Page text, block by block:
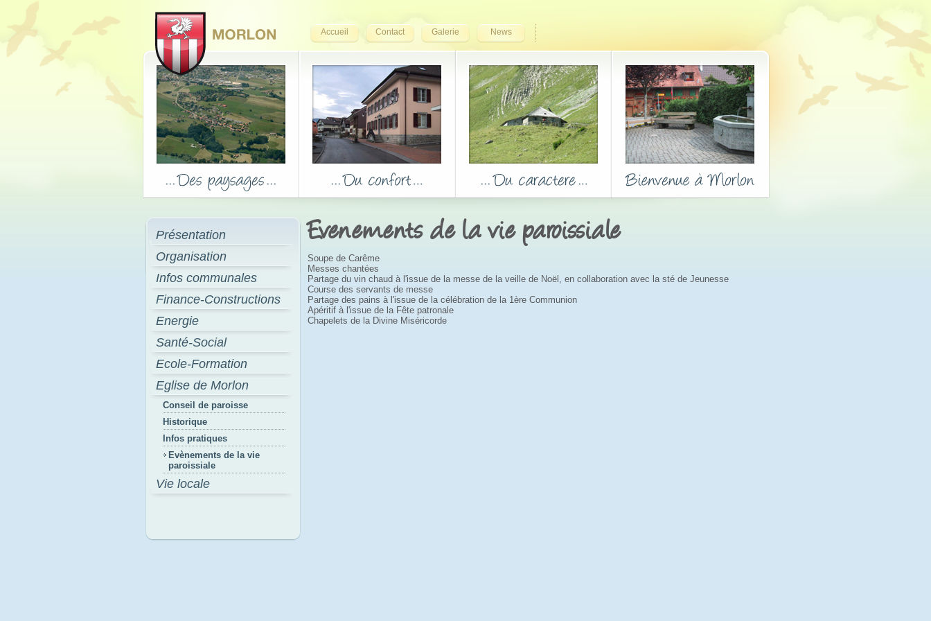
Accueil Contact Galerie News
Présentation
Organisation
Infos communales
Finance-Constructions
Energie
Santé-Social
Ecole-Formation
Eglise de Morlon
Conseil de paroisse
Historique
Infos pratiques
Evènements de la vie
paroissiale
Vie locale
Evenements de la vie paroissiale
Soupe de Carême
Messes chantées
Partage du vin chaud à l'issue de la messe de la veille de Noël, en collaboration avec la sté de Jeunesse
Course des servants de messe
Partage des pains à l'issue de la célébration de la 1ère Communion
Apéritif à l'issue de la Fête patronale
Chapelets de la Divine Miséricorde